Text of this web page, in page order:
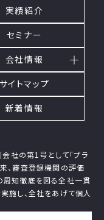
実績紹介
セミナー
会社情報
サイトマップ
新着情報
社の第1号として「プラ
、審査登録機関の評価
周知徹底を図る全社一貫
施し、全社をあげて個人